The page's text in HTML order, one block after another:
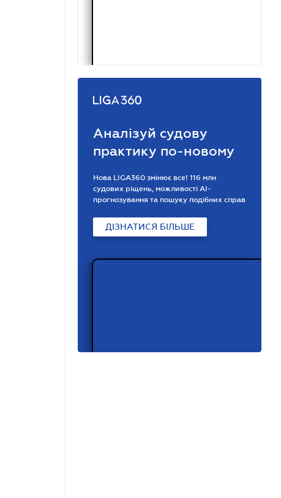
Аналізуй судову
практику по-новому
Нова LIGA360 змінює все! 116 млн
судових ріщень, можливості АІ-
прогнозування та пошуку подібних справ
ДІЗНАТИСЯ БІЛЬШЕ